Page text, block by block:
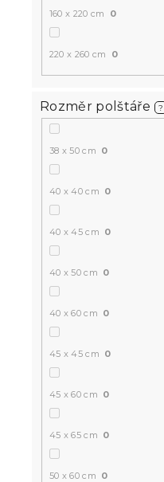
160 x 220 cm 0
220 x 260 cm 0
Rozměr polštáře ?
38 x 50 cm 0
40 x 40 cm 0
40 x 45 cm 0
40 x 50 cm 0
40 x 60 cm 0
45 x 45 cm 0
45 x 60 cm 0
45 x 65 cm 0
50 x 60 cm 0